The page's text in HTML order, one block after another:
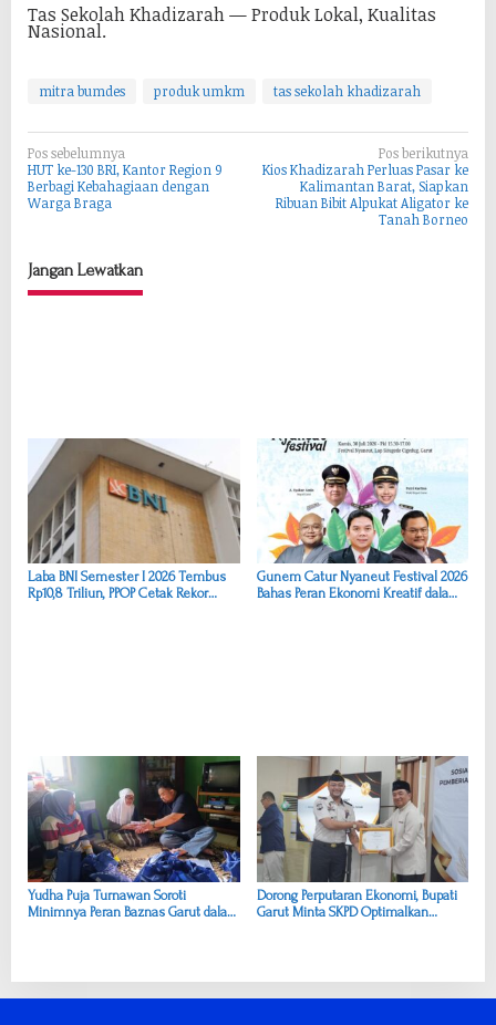
Tas Sekolah Khadizarah — Produk Lokal, Kualitas
Nasional.
mitra bumdes produk umkm tas sekolah khadizarah
N
a
v
g
a
Pos sebelumnya
HUT ke-130 BRI, Kantor Region 9
Berbagi Kebahagiaan dengan
Warga Braga
Pos berikutnya
Kios Khadizarah Perluas Pasar ke
Kalimantan Barat, Siapkan
Ribuan Bibit Alpukat Aligator ke
Tanah Borneo
Jangan Lewatkan
Laba BNI Semester I 2026 Tembus
Rp10,8 Triliun, PPOP Cetak Rekor
Gunem Catur Nyaneut Festival 2026
Bahas Peran Ekonomi Kreatif dalam
Yudha Puja Turnawan Soroti
Minimnya Peran Baznas Garut dalam
Dorong Perputaran Ekonomi, Bupati
Garut Minta SKPD Optimalkan